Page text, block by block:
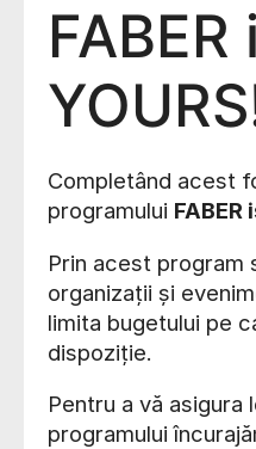
FABER
Completând acest
programului FABER
Prin acest program
organizații și
limita bugetului pe
dispoziție.
Pentru a vă asigura
programului